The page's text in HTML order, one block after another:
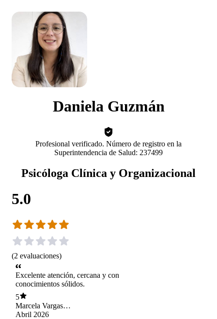
Daniela Guzmán
Profesional verificado. Número de registro en la
Superintendencia de Salud: 237499
Psicóloga Clínica y Organizacional
5.0
(2 evaluaciones)
Excelente atención, cercana y con
conocimientos sólidos.
5
Marcela Vargas
Reyes
Abril 2026